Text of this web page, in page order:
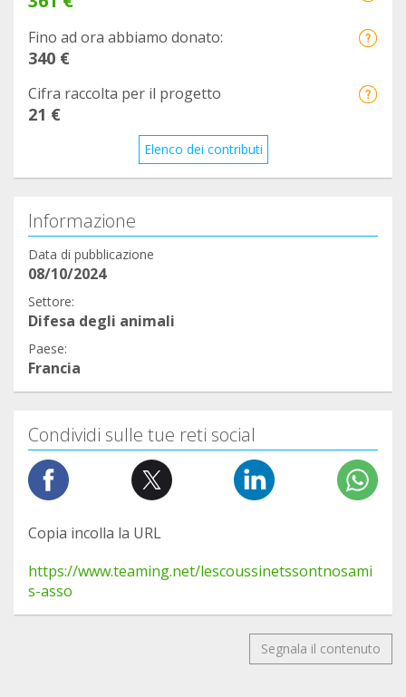
Fino ad ora abbiamo donato:
340 €
Cifra raccolta per il progetto
21 €
Elenco dei contributi
Informazione
Data di pubblicazione
08/10/2024
Settore:
Difesa degli animali
Paese:
Francia
Condividi sulle tue reti social
Copia incolla la URL
https://www.teaming.net/lescoussinetssontnosami
s-asso
Segnala il contenuto